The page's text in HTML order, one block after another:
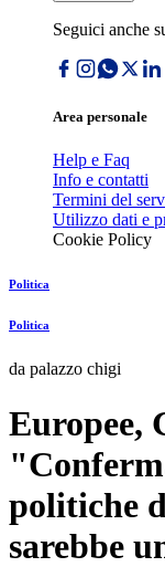
Seguici anche
Area personale
Help e Faq
Info e contatti
Termini del
Utilizzo dati e
Cookie Policy
Politica
Politica
da palazzo chigi
Europee,
politiche
sarebbe